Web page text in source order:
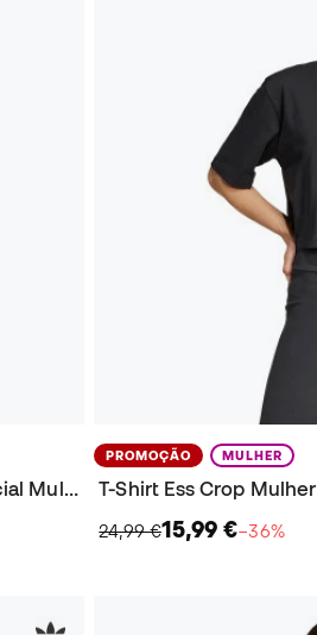
Camisola Alemanha Home 2007 Edição Especial Mulher
PROMOÇÃO MULHER
T-Shirt Ess Crop Mulher
24,99 €15,99 €−36%